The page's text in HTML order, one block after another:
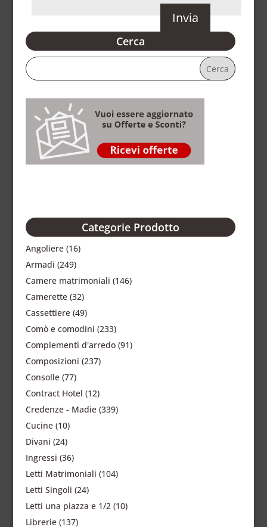
Cerca
Categorie Prodotto
Angoliere (16)
Armadi (249)
Camere matrimoniali (146)
Camerette (32)
Cassettiere (49)
Comò e comodini (233)
Complementi d'arredo (91)
Composizioni (237)
Consolle (77)
Contract Hotel (12)
Credenze - Madie (339)
Cucine (10)
Divani (24)
Ingressi (36)
Letti Matrimoniali (104)
Letti Singoli (24)
Letti una piazza e 1/2 (10)
Librerie (137)